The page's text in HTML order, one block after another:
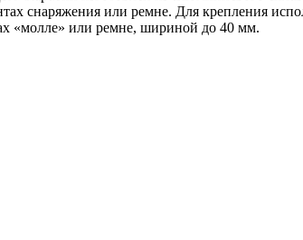
снаряжения или ремне. Для крепления
расположен на